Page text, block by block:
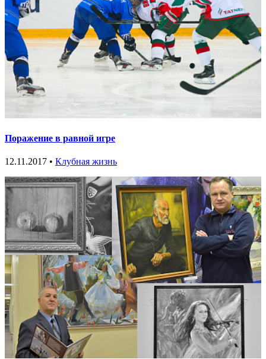
Поражение в равной игре
12.11.2017 • Клубная жизнь